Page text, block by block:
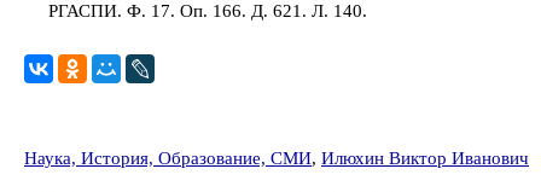
РГАСПИ. Ф. 17. Оп. 166. Д. 621. Л. 140.
Наука, История, Образование, СМИ, Илюхин Виктор Иванович